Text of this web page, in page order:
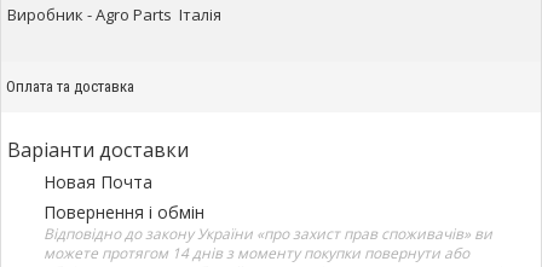
Виробник - Agro Parts Італія
Оплата та доставка
Варіанти доставки
Новая Почта
Повернення і обмін
Відповідно до закону України «про захист прав споживачів» ви
можете протягом 14 днів з моменту покупки повернути або